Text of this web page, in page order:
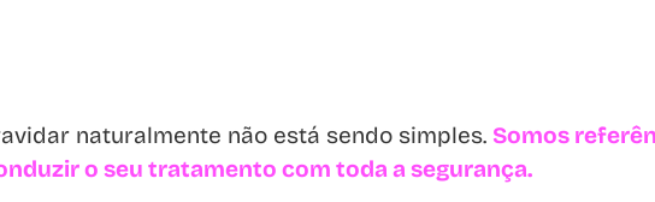
naturalmente não está sendo simples. Somos
o seu tratamento com toda a segurança.